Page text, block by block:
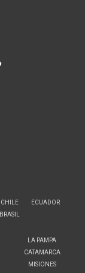
CHILE
BRASIL
ECUADOR
LA PAMPA
CATAMARCA
MISIONES